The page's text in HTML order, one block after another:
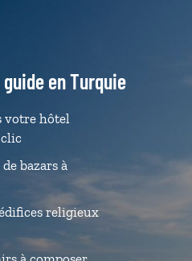
en Turquie
votre hôtel
bazars à
religieux